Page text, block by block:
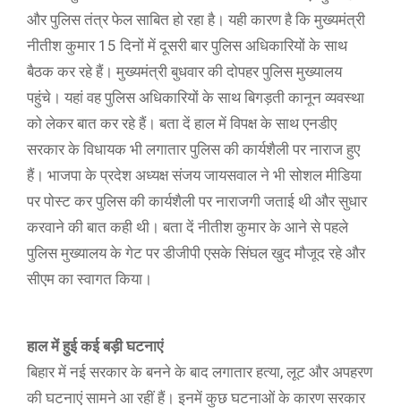
और पुलिस तंत्र फेल साबित हो रहा है। यही कारण है कि मुख्यमंत्री
नीतीश कुमार 15 दिनों में दूसरी बार पुलिस अधिकारियों के साथ
बैठक कर रहे हैं। मुख्यमंत्री बुधवार की दोपहर पुलिस मुख्यालय
पहुंचे। यहां वह पुलिस अधिकारियों के साथ बिगड़ती कानून व्यवस्था
को लेकर बात कर रहे हैं। बता दें हाल में विपक्ष के साथ एनडीए
सरकार के विधायक भी लगातार पुलिस की कार्यशैली पर नाराज हुए
हैं। भाजपा के प्रदेश अध्यक्ष संजय जायसवाल ने भी सोशल मीडिया
पर पोस्ट कर पुलिस की कार्यशैली पर नाराजगी जताई थी और सुधार
करवाने की बात कही थी। बता दें नीतीश कुमार के आने से पहले
पुलिस मुख्यालय के गेट पर डीजीपी एसके सिंघल खुद मौजूद रहे और
सीएम का स्वागत किया।
हाल में हुई कई बड़ी घटनाएं
बिहार में नई सरकार के बनने के बाद लगातार हत्या, लूट और अपहरण
की घटनाएं सामने आ रहीं हैं। इनमें कुछ घटनाओं के कारण सरकार